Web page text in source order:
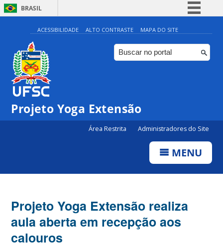
BRASIL
Simplifique!
Comunica BR
Participe
ACESSIBILIDADE ALTO CONTRASTE MAPA DO SITE
Projeto Yoga Extensão
Área Restrita Administradores do Site
MENU
Projeto Yoga Extensão realiza
aula aberta em recepção aos
calouros